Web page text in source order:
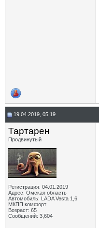
19.04.2019, 05:19
Тартарен
Продвинутый
Регистрация: 04.01.2019
Адрес: Омская область
Автомобиль: LADA Vesta 1,6
МКПП комфорт
Возраст: 65
Сообщений: 3,604